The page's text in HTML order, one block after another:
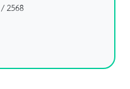
2568